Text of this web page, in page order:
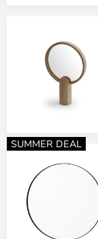
SUMMER DEAL